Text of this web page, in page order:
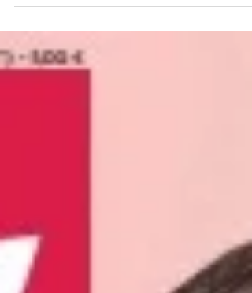
#drMagdalenaŁopuszyńska...